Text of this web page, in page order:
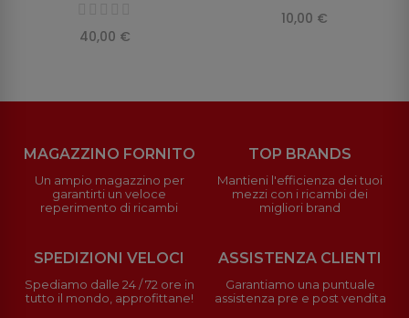
40,00 €
10,00 €
MAGAZZINO FORNITO
Un ampio magazzino per
garantirti un veloce
reperimento di ricambi
TOP BRANDS
Mantieni l'efficienza dei tuoi
mezzi con i ricambi dei
migliori brand
SPEDIZIONI VELOCI
Spediamo dalle 24 / 72 ore in
tutto il mondo, approfittane!
ASSISTENZA CLIENTI
Garantiamo una puntuale
assistenza pre e post vendita